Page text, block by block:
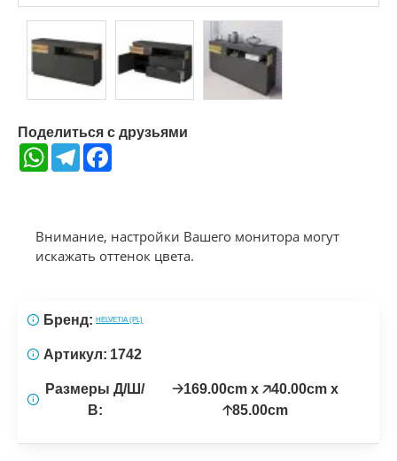
Поделиться с друзьями
WhatsAppTelegram
Внимание, настройки Вашего монитора могут
искажать оттенок цвета.
Бренд: HELVETIA (PL)
Артикул: 1742
Размеры Д/Ш/
В:
🡢169.00cm x 🡥40.00cm x
🡡85.00cm